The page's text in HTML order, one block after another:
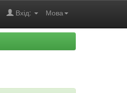
Мова
Вхід: